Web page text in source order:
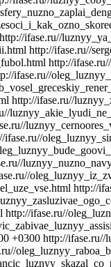
http://ifase.ru//
http://ifase.ru//
http://
ifase.ru//
http://ifase.ru//
ifase.ru//
http://
http://ifase.ru//
+0300 http://ifase.ru//